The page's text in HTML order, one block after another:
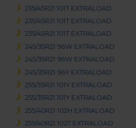
235/45R21 101T EXTRALOAD
235/45R21 101T EXTRALOAD
235/45R21 101T EXTRALOAD
245/35R21 96W EXTRALOAD
245/35R21 96W EXTRALOAD
245/35R21 96Y EXTRALOAD
255/35R21 101Y EXTRALOAD
255/35R21 101Y EXTRALOAD
255/40R21 102H EXTRALOAD
255/40R21 102T EXTRALOAD